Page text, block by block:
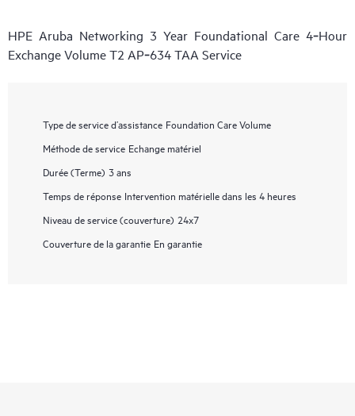
HPE Aruba Networking 3 Year Foundational Care 4‑Hour
Exchange Volume T2 AP‑634 TAA Service
Type de service d’assistance Foundation Care Volume
Méthode de service Echange matériel
Durée (Terme) 3 ans
Temps de réponse Intervention matérielle dans les 4 heures
Niveau de service (couverture) 24x7
Couverture de la garantie En garantie